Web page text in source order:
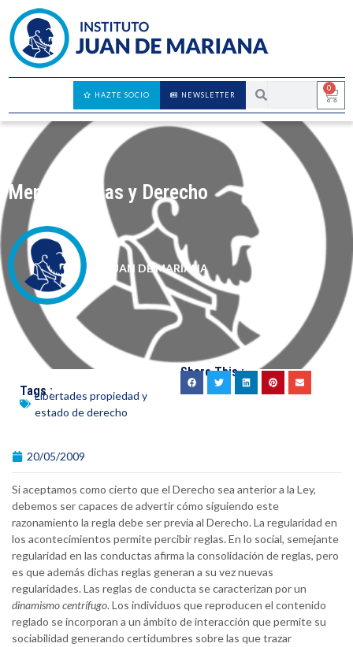
0
NEWSLETTER
HAZTE SOCIO
Mente, Reglas y Derecho
JUAN DE MARIANA
Tags :
Libertades propiedad y
estado de derecho
Share This :
20/05/2009
Si aceptamos como cierto que el Derecho sea anterior a la Ley,
debemos ser capaces de advertir cómo siguiendo este
razonamiento la regla debe ser previa al Derecho. La regularidad en
los acontecimientos permite percibir reglas. En lo social, semejante
regularidad en las conductas afirma la consolidación de reglas, pero
es que además dichas reglas generan a su vez nuevas
regularidades. Las reglas de conducta se caracterizan por un
dinamismo centrífugo. Los individuos que reproducen el contenido
reglado se incorporan a un ámbito de interacción que permite su
sociabilidad generando certidumbres sobre las que trazar